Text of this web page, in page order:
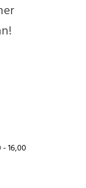
16,00